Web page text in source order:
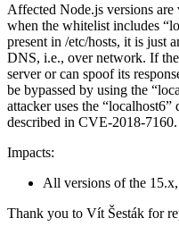
Affected Node.js versions
when the whitelist includes
present in /etc/hosts, it is just
DNS, i.e., over network. If
server or can spoof its
be bypassed by using the
attacker uses the
described in CVE-2018-7160.
Impacts:
All versions of the
Thank you to Vít Šesták for